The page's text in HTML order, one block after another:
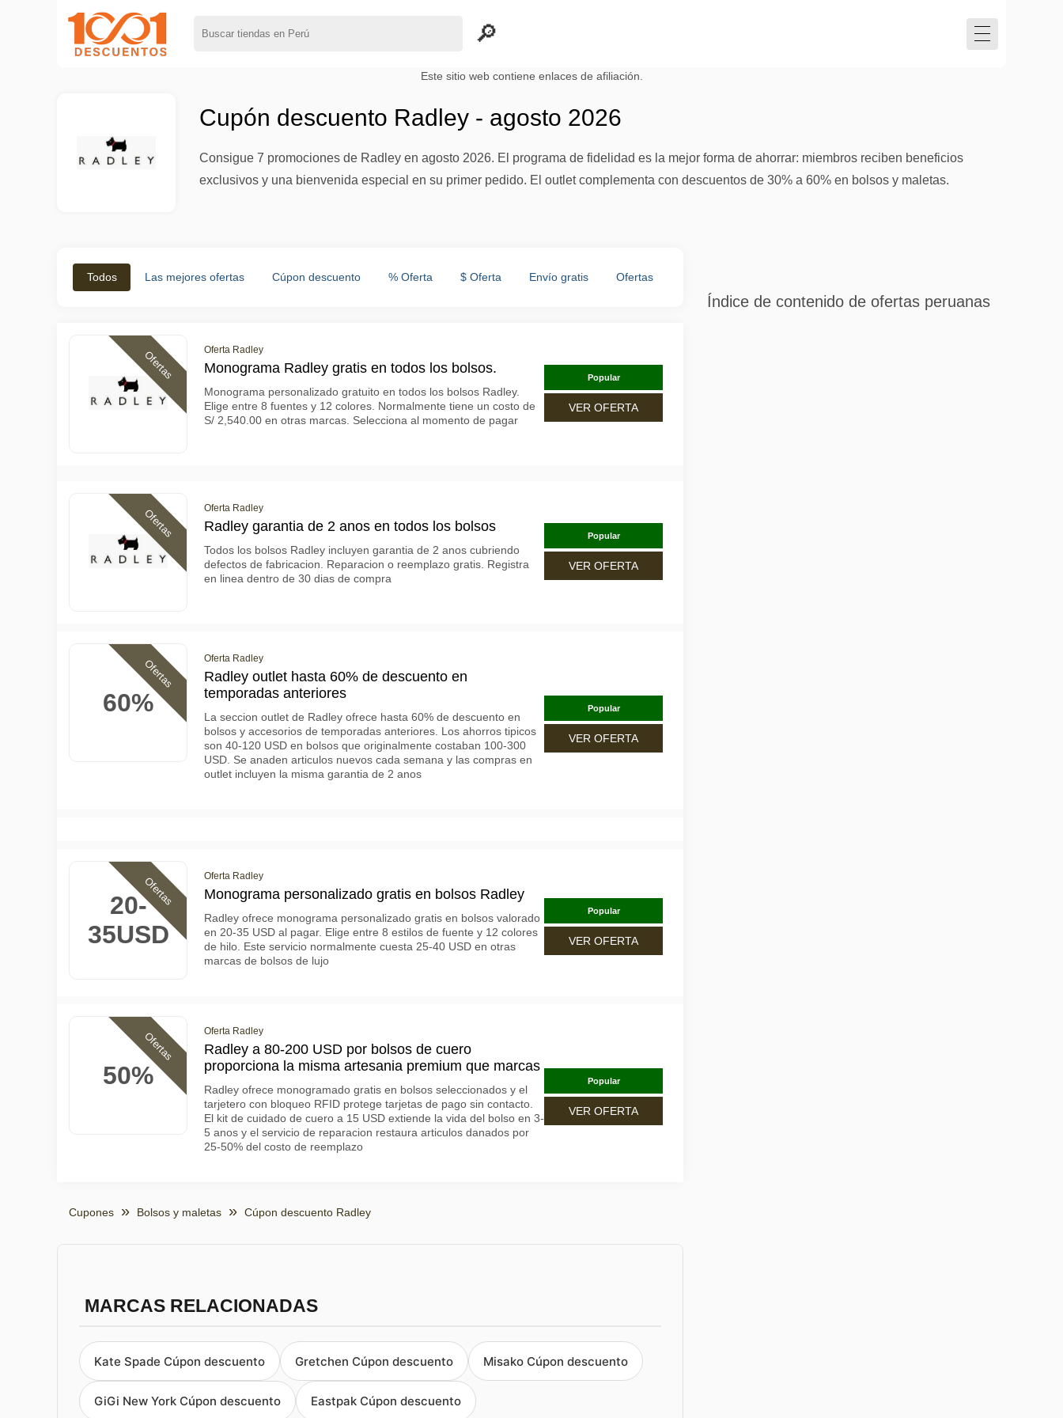
Este sitio web contiene enlaces de afiliación.
Cupón descuento Radley - agosto 2026
Consigue 7 promociones de Radley en agosto 2026. El programa de fidelidad es la mejor forma de ahorrar: miembros reciben beneficios
exclusivos y una bienvenida especial en su primer pedido. El outlet complementa con descuentos de 30% a 60% en bolsos y maletas.
Todos Las mejores ofertas Cúpon descuento % Oferta $ Oferta Envío gratis Ofertas
Ofertas Oferta Radley
Monograma Radley gratis en todos los bolsos.
Monograma personalizado gratuito en todos los bolsos Radley.
Elige entre 8 fuentes y 12 colores. Normalmente tiene un costo de
S/ 2,540.00 en otras marcas. Selecciona al momento de pagar
Popular
VER OFERTA
Ofertas Oferta Radley
Radley garantia de 2 anos en todos los bolsos
Todos los bolsos Radley incluyen garantia de 2 anos cubriendo
defectos de fabricacion. Reparacion o reemplazo gratis. Registra
en linea dentro de 30 dias de compra
Popular
VER OFERTA
60%
Ofertas Oferta Radley
Radley outlet hasta 60% de descuento en
temporadas anteriores
La seccion outlet de Radley ofrece hasta 60% de descuento en
bolsos y accesorios de temporadas anteriores. Los ahorros tipicos
son 40-120 USD en bolsos que originalmente costaban 100-300
USD. Se anaden articulos nuevos cada semana y las compras en
outlet incluyen la misma garantia de 2 anos
Popular
VER OFERTA
20-
35USD
Ofertas Oferta Radley
Monograma personalizado gratis en bolsos Radley
Radley ofrece monograma personalizado gratis en bolsos valorado
en 20-35 USD al pagar. Elige entre 8 estilos de fuente y 12 colores
de hilo. Este servicio normalmente cuesta 25-40 USD en otras
marcas de bolsos de lujo
Popular
VER OFERTA
50%
Ofertas Oferta Radley
Radley a 80-200 USD por bolsos de cuero
proporciona la misma artesania premium que marcas
Radley ofrece monogramado gratis en bolsos seleccionados y el
tarjetero con bloqueo RFID protege tarjetas de pago sin contacto.
El kit de cuidado de cuero a 15 USD extiende la vida del bolso en 3-
5 anos y el servicio de reparacion restaura articulos danados por
25-50% del costo de reemplazo
Popular
VER OFERTA
Cupones Bolsos y maletas Cúpon descuento Radley
MARCAS RELACIONADAS
Kate Spade Cúpon descuento Gretchen Cúpon descuento Misako Cúpon descuento
GiGi New York Cúpon descuento Eastpak Cúpon descuento
Índice de contenido de ofertas peruanas